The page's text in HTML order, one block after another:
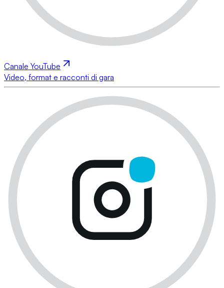
Canale YouTube
Video, format e racconti di gara